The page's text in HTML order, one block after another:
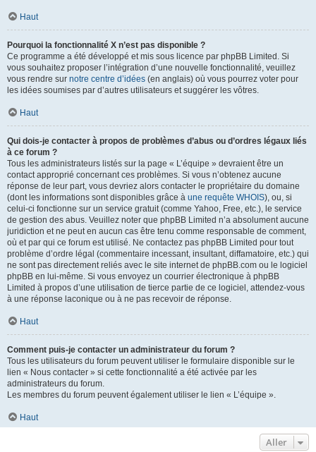
Haut
Pourquoi la fonctionnalité X n’est pas disponible ?
Ce programme a été développé et mis sous licence par phpBB Limited. Si
vous souhaitez proposer l’intégration d’une nouvelle fonctionnalité, veuillez
vous rendre sur notre centre d’idées (en anglais) où vous pourrez voter pour
les idées soumises par d’autres utilisateurs et suggérer les vôtres.
Haut
Qui dois-je contacter à propos de problèmes d’abus ou d’ordres légaux liés
à ce forum ?
Tous les administrateurs listés sur la page « L’équipe » devraient être un
contact approprié concernant ces problèmes. Si vous n’obtenez aucune
réponse de leur part, vous devriez alors contacter le propriétaire du domaine
(dont les informations sont disponibles grâce à une requête WHOIS), ou, si
celui-ci fonctionne sur un service gratuit (comme Yahoo, Free, etc.), le service
de gestion des abus. Veuillez noter que phpBB Limited n’a absolument aucune
juridiction et ne peut en aucun cas être tenu comme responsable de comment,
où et par qui ce forum est utilisé. Ne contactez pas phpBB Limited pour tout
problème d’ordre légal (commentaire incessant, insultant, diffamatoire, etc.) qui
ne sont pas directement reliés avec le site internet de phpBB.com ou le logiciel
phpBB en lui-même. Si vous envoyez un courrier électronique à phpBB
Limited à propos d’une utilisation de tierce partie de ce logiciel, attendez-vous
à une réponse laconique ou à ne pas recevoir de réponse.
Haut
Comment puis-je contacter un administrateur du forum ?
Tous les utilisateurs du forum peuvent utiliser le formulaire disponible sur le
lien « Nous contacter » si cette fonctionnalité a été activée par les
administrateurs du forum.
Les membres du forum peuvent également utiliser le lien « L’équipe ».
Haut
Aller